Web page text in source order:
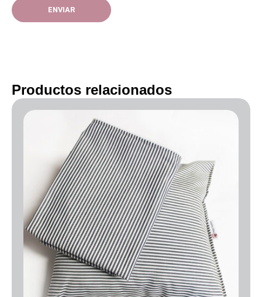
Productos relacionados
de
precios:
desde
40.00€
hasta
50.00€